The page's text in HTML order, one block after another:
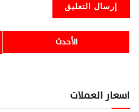
الأحدث
اسعار العملات